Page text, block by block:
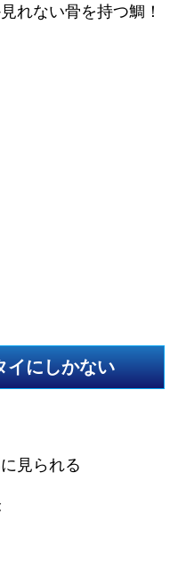
れない骨を持つ鯛！
イにしかない
見られる